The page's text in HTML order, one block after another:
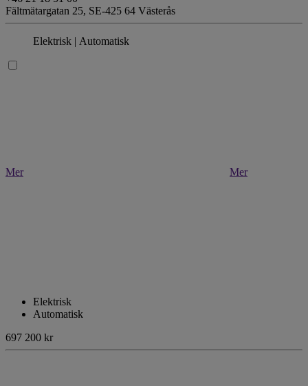
Fältmätargatan 25, SE-425 64 Västerås
Elektrisk | Automatisk
Mer Mer
Elektrisk
Automatisk
697 200 kr